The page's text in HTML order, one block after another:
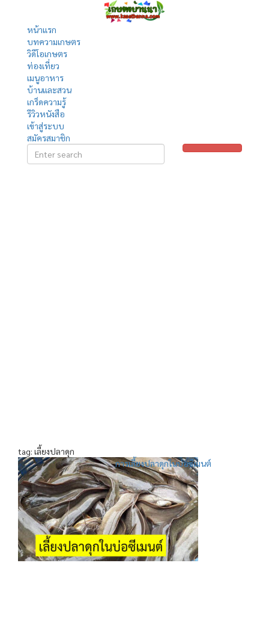
หน้าแรก
บทความเกษตร
วิดีโอเกษตร
ท่องเที่ยว
เมนูอาหาร
บ้านและสวน
เกร็ดความรู้
รีวิวหนังสือ
เข้าสู่ระบบ
สมัครสมาชิก
tag: เลี้ยงปลาดุก
การเลี้ยงปลาดุกในบ่อซีเมนต์